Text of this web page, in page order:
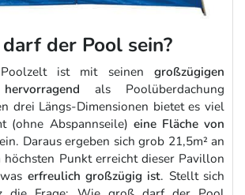
der Pool sein?
ist mit seinen großzügigen
als Poolüberdachung
drei Längs-Dimensionen bietet es viel
(ohne Abspannseile) eine Fläche von
Daraus ergeben sich grob 21,5m² an
höchsten Punkt erreicht dieser Pavillon
erfreulich großzügig ist. Stellt sich